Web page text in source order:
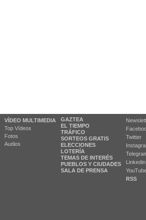
VÍDEO MULTIMEDIA
Top Vídeos
Fotos
Audios
GAZTEA
EL TIEMPO
TRÁFICO
SORTEOS GRATIS
ELECCIONES
LOTERÍA
TEMAS DE INTERÉS
PUEBLOS Y CIUDADES
SALA DE PRENSA
Twitter
Linkedin
RSS